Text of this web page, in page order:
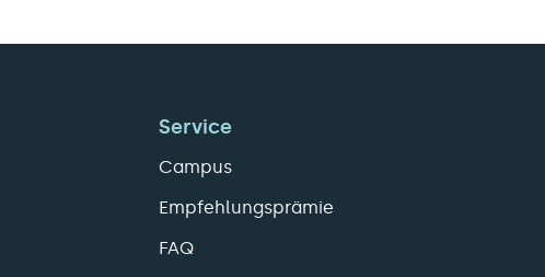
Service
Campus
Empfehlungsprämie
FAQ